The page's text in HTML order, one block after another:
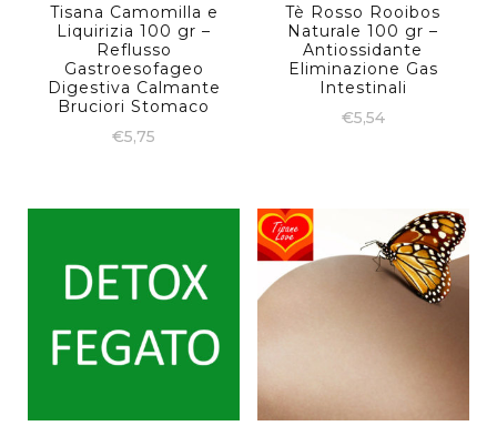
Tisana Camomilla e
Liquirizia 100 gr –
Reflusso
Gastroesofageo
Digestiva Calmante
Bruciori Stomaco
€5,75
Tè Rosso Rooibos
Naturale 100 gr –
Antiossidante
Eliminazione Gas
Intestinali
€5,54